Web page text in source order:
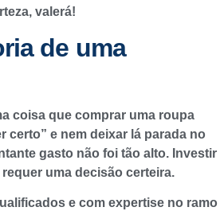
valerá!
de uma
coisa que comprar uma roupa
certo” e nem deixar lá parada no
gasto não foi tão alto. Investir
uma decisão certeira.
e com expertise no ramo